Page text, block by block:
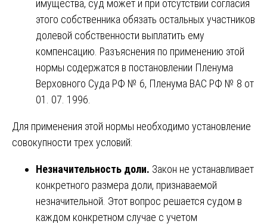
имущества, суд может и при отсутствии согласия
этого собственника обязать остальных участников
долевой собственности выплатить ему
компенсацию. Разъяснения по применению этой
нормы содержатся в постановлении Пленума
Верховного Суда РФ № 6, Пленума ВАС РФ № 8 от
01. 07. 1996.
Для применения этой нормы необходимо установление
совокупности трех условий:
Незначительность доли. Закон не устанавливает
конкретного размера доли, признаваемой
незначительной. Этот вопрос решается судом в
каждом конкретном случае с учетом